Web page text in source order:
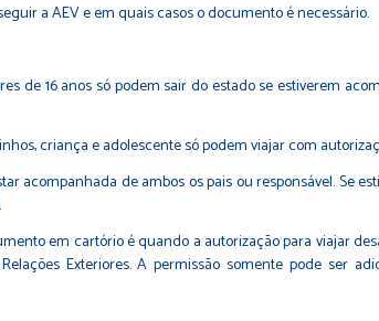
a AEV e em quais casos o documento é necessário.
de 16 anos só podem sair do estado se estiverem
criança e adolescente só podem viajar com
acompanhada de ambos os pais ou responsável. Se
em cartório é quando a autorização para viajar
Exteriores. A permissão somente pode ser